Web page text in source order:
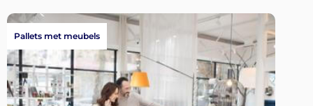
Pallets met meubels